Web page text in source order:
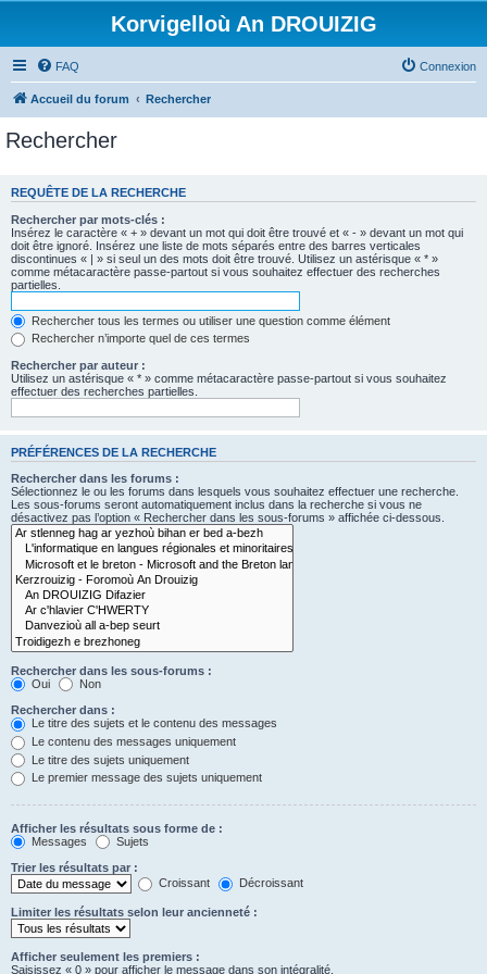
Korvigelloù An DROUIZIG
FAQ Connexion
Accueil du forum Rechercher
Rechercher
REQUÊTE DE LA RECHERCHE
Rechercher par mots-clés :
Insérez le caractère « + » devant un mot qui doit être trouvé et « - » devant un mot qui
doit être ignoré. Insérez une liste de mots séparés entre des barres verticales
discontinues « | » si seul un des mots doit être trouvé. Utilisez un astérisque « * »
comme métacaractère passe-partout si vous souhaitez effectuer des recherches
partielles.
Rechercher tous les termes ou utiliser une question comme élément
Rechercher n’importe quel de ces termes
Rechercher par auteur :
Utilisez un astérisque « * » comme métacaractère passe-partout si vous souhaitez
effectuer des recherches partielles.
PRÉFÉRENCES DE LA RECHERCHE
Rechercher dans les forums :
Sélectionnez le ou les forums dans lesquels vous souhaitez effectuer une recherche.
Les sous-forums seront automatiquement inclus dans la recherche si vous ne
désactivez pas l’option « Rechercher dans les sous-forums » affichée ci-dessous.
Rechercher dans les sous-forums :
Oui
Non
Rechercher dans :
Le titre des sujets et le contenu des messages
Le contenu des messages uniquement
Le titre des sujets uniquement
Le premier message des sujets uniquement
Afficher les résultats sous forme de :
Messages
Sujets
Trier les résultats par :
Croissant
Décroissant
Limiter les résultats selon leur ancienneté :
Afficher seulement les premiers :
Saisissez « 0 » pour afficher le message dans son intégralité.